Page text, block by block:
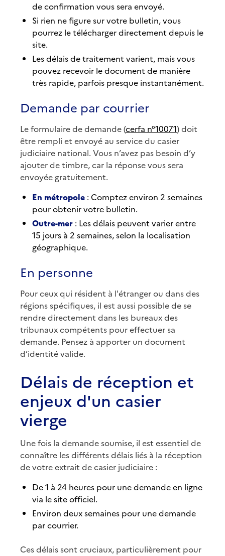
de confirmation vous sera envoyé.
Si rien ne figure sur votre bulletin, vous
pourrez le télécharger directement depuis le
site.
Les délais de traitement varient, mais vous
pouvez recevoir le document de manière
très rapide, parfois presque instantanément.
Demande par courrier
Le formulaire de demande (cerfa n°10071) doit
être rempli et envoyé au service du casier
judiciaire national. Vous n’avez pas besoin d’y
ajouter de timbre, car la réponse vous sera
envoyée gratuitement.
En métropole : Comptez environ 2 semaines
pour obtenir votre bulletin.
Outre-mer : Les délais peuvent varier entre
15 jours à 2 semaines, selon la localisation
géographique.
En personne
Pour ceux qui résident à l'étranger ou dans des
régions spécifiques, il est aussi possible de se
rendre directement dans les bureaux des
tribunaux compétents pour effectuer sa
demande. Pensez à apporter un document
d’identité valide.
Délais de réception et
enjeux d'un casier
vierge
Une fois la demande soumise, il est essentiel de
connaître les différents délais liés à la réception
de votre extrait de casier judiciaire :
De 1 à 24 heures pour une demande en ligne
via le site officiel.
Environ deux semaines pour une demande
par courrier.
Ces délais sont cruciaux, particulièrement pour